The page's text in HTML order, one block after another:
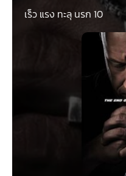
เร็ว แรง ทะลุ นรก 10